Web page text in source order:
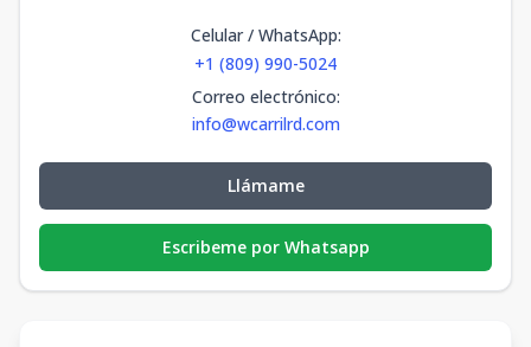
Celular / WhatsApp:
+1 (809) 990-5024
Correo electrónico:
info@wcarrilrd.com
Llámame
Escribeme por Whatsapp